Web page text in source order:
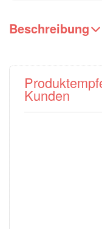
Beschreibung
Kunden